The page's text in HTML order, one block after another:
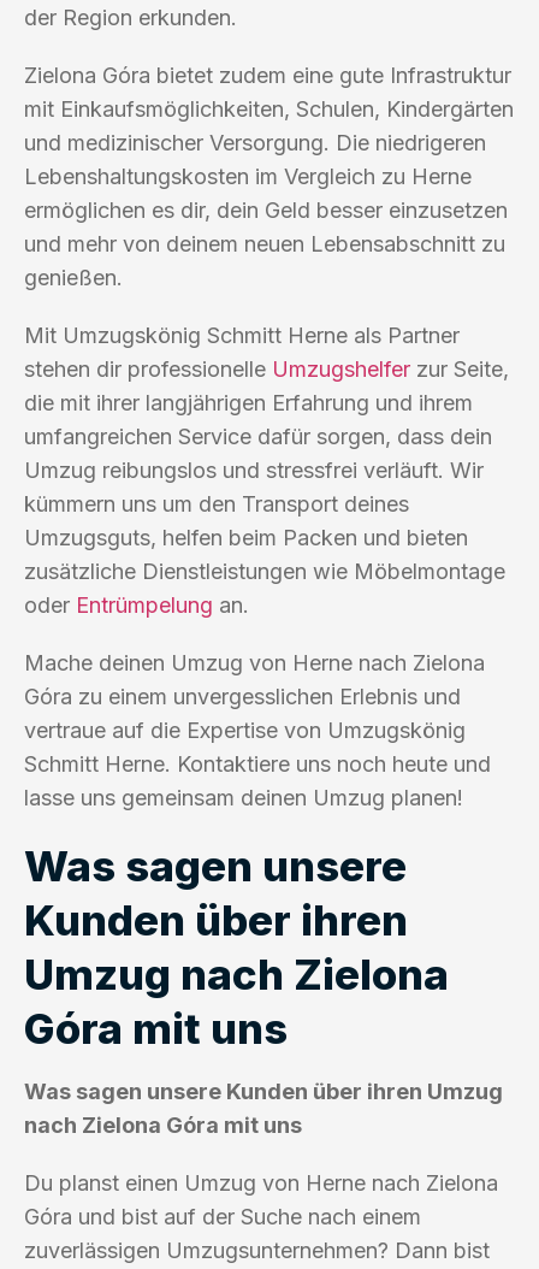
der Region erkunden.
Zielona Góra bietet zudem eine gute Infrastruktur
mit Einkaufsmöglichkeiten, Schulen, Kindergärten
und medizinischer Versorgung. Die niedrigeren
Lebenshaltungskosten im Vergleich zu Herne
ermöglichen es dir, dein Geld besser einzusetzen
und mehr von deinem neuen Lebensabschnitt zu
genießen.
Mit Umzugskönig Schmitt Herne als Partner
stehen dir professionelle Umzugshelfer zur Seite,
die mit ihrer langjährigen Erfahrung und ihrem
umfangreichen Service dafür sorgen, dass dein
Umzug reibungslos und stressfrei verläuft. Wir
kümmern uns um den Transport deines
Umzugsguts, helfen beim Packen und bieten
zusätzliche Dienstleistungen wie Möbelmontage
oder Entrümpelung an.
Mache deinen Umzug von Herne nach Zielona
Góra zu einem unvergesslichen Erlebnis und
vertraue auf die Expertise von Umzugskönig
Schmitt Herne. Kontaktiere uns noch heute und
lasse uns gemeinsam deinen Umzug planen!
Was sagen unsere
Kunden über ihren
Umzug nach Zielona
Góra mit uns
Was sagen unsere Kunden über ihren Umzug
nach Zielona Góra mit uns
Du planst einen Umzug von Herne nach Zielona
Góra und bist auf der Suche nach einem
zuverlässigen Umzugsunternehmen? Dann bist